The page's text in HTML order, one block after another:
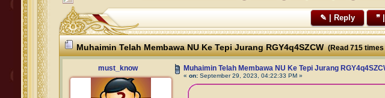
✎ | Reply ❞
Muhaimin Telah Membawa NU Ke Tepi Jurang RGY4q4SZCW(Read 715
must_know Muhaimin Telah Membawa NU Ke Tepi Jurang
«on: September 29, 2023, 04:22:33 PM »